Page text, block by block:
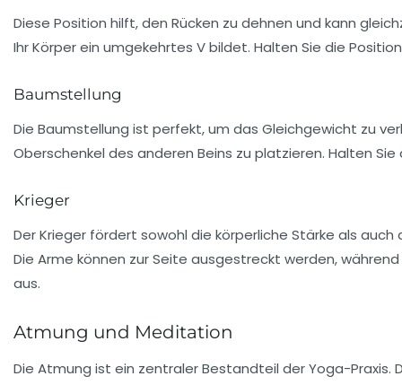
Diese Position hilft, den Rücken zu dehnen und kann
Ihr Körper ein umgekehrtes V bildet. Halten Sie die
Baumstellung
Die Baumstellung ist perfekt, um das Gleichgewicht zu
Oberschenkel des anderen Beins zu platzieren. Halten
Krieger
Der Krieger fördert sowohl die körperliche Stärke als
Die Arme können zur Seite ausgestreckt werden,
aus.
Atmung und Meditation
Die Atmung ist ein zentraler Bestandteil der Yoga-Praxis.